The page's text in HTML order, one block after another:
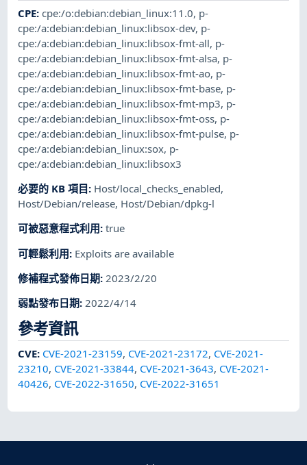
CPE:cpe:/o:debian:debian_linux:11.0, p-
cpe:/a:debian:debian_linux:libsox-dev, p-
cpe:/a:debian:debian_linux:libsox-fmt-all, p-
cpe:/a:debian:debian_linux:libsox-fmt-alsa, p-
cpe:/a:debian:debian_linux:libsox-fmt-ao, p-
cpe:/a:debian:debian_linux:libsox-fmt-base, p-
cpe:/a:debian:debian_linux:libsox-fmt-mp3, p-
cpe:/a:debian:debian_linux:libsox-fmt-oss, p-
cpe:/a:debian:debian_linux:libsox-fmt-pulse, p-
cpe:/a:debian:debian_linux:sox, p-
cpe:/a:debian:debian_linux:libsox3
必要的 KB 項目: Host/local_checks_enabled,
Host/Debian/release, Host/Debian/dpkg-l
可被惡意程式利用:true
可輕鬆利用: Exploits are available
修補程式發佈日期: 2023/2/20
弱點發布日期:2022/4/14
參考資訊
CVE: CVE-2021-23159, CVE-2021-23172, CVE-2021-
23210, CVE-2021-33844, CVE-2021-3643, CVE-2021-
40426, CVE-2022-31650, CVE-2022-31651